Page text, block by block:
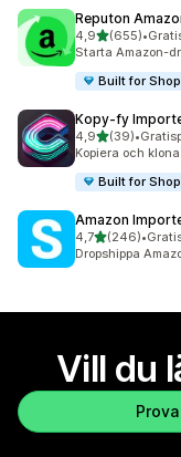
Reputon
4,9av 5 stjärnor
(655)
655 recensioner
•
Starta Amazon-
Built for
Kopy‑fy
4,9av 5 stjärnor
(39)
39 recensioner
•
Kopiera och
Built for
Amazon
4,7av 5 stjärnor
(246)
246 recensioner
•
Dropshippa
Vill du